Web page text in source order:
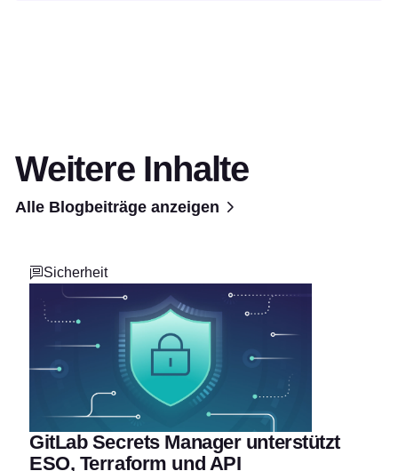
Weitere Inhalte
Alle Blogbeiträge anzeigen
Sicherheit
GitLab Secrets Manager unterstützt
ESO, Terraform und API